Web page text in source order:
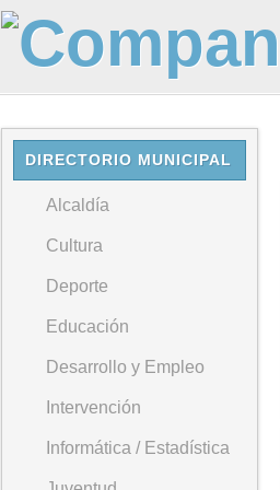
DIRECTORIO MUNICIPAL
Alcaldía
Cultura
Deporte
Educación
Desarrollo y Empleo
Intervención
Informática / Estadística